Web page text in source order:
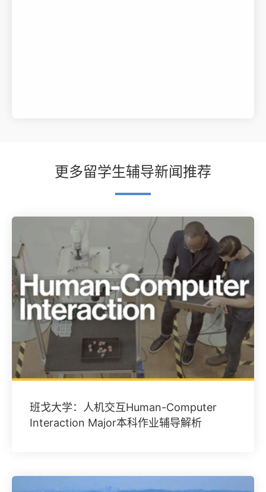
更多留学生辅导新闻推荐
班戈大学：人机交互Human-Computer
Interaction Major本科作业辅导解析